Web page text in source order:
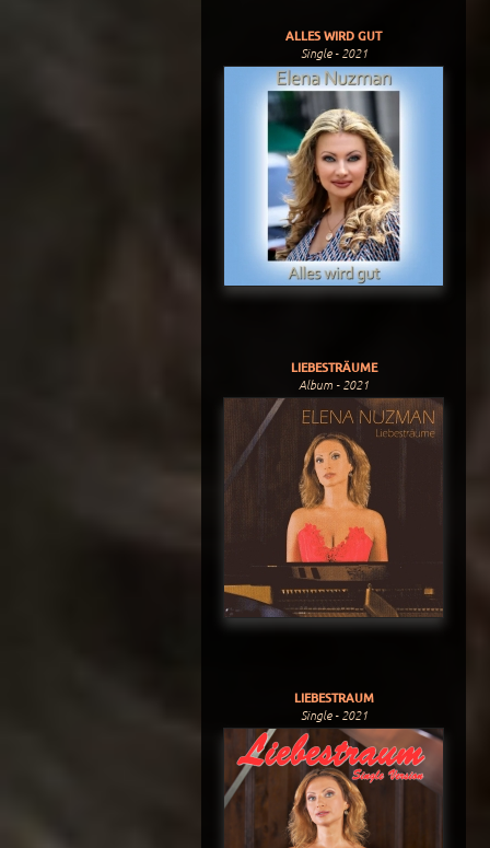
ALLES WIRD GUT
Single - 2021
LIEBESTRÄUME
Album - 2021
LIEBESTRAUM
Single - 2021